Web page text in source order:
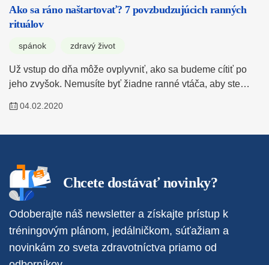
Ako sa ráno naštartovať? 7 povzbudzujúcich ranných
rituálov
spánok zdravý život
Už vstup do dňa môže ovplyvniť, ako sa budeme cítiť po
jeho zvyšok. Nemusíte byť žiadne ranné vtáča, aby ste…
04.02.2020
Chcete dostávať novinky?
Odoberajte náš newsletter a získajte prístup k
tréningovým plánom, jedálničkom, súťažiam a
novinkám zo sveta zdravotníctva priamo od